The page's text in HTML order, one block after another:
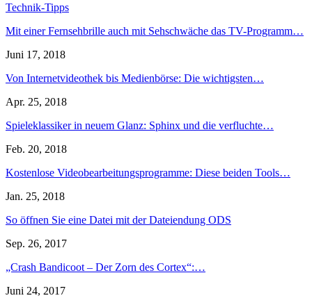
Technik-Tipps
Mit einer Fernsehbrille auch mit Sehschwäche das TV-Programm…
Juni 17, 2018
Von Internetvideothek bis Medienbörse: Die wichtigsten…
Apr. 25, 2018
Spieleklassiker in neuem Glanz: Sphinx und die verfluchte…
Feb. 20, 2018
Kostenlose Videobearbeitungsprogramme: Diese beiden Tools…
Jan. 25, 2018
So öffnen Sie eine Datei mit der Dateiendung ODS
Sep. 26, 2017
„Crash Bandicoot – Der Zorn des Cortex“:…
Juni 24, 2017